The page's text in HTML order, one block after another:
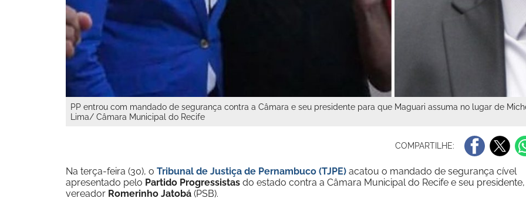
PP entrou com mandado de segurança contra a Câmara e seu presidente para que Maguari assuma no lugar de
Lima/ Câmara Municipal do Recife
COMPARTILHE:
Na terça-feira (30), o Tribunal de Justiça de Pernambuco (TJPE) acatou o mandado de segurança cível
apresentado pelo Partido Progressistas do estado contra a Câmara Municipal do Recife e seu
vereador Romerinho Jatobá (PSB).